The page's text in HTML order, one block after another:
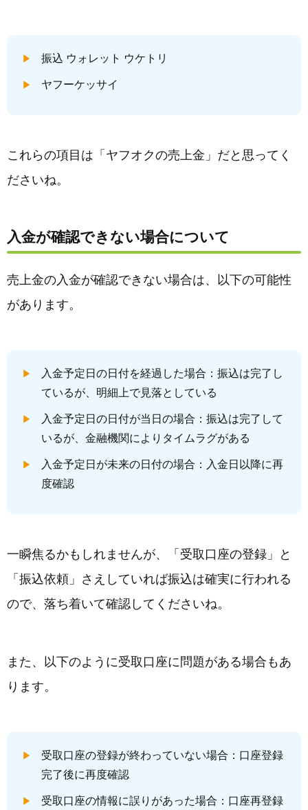
振込 ウォレット ウケトリ
ヤフーケッサイ
これらの項目は「ヤフオクの売上金」だと思ってく
ださいね。
入金が確認できない場合について
売上金の入金が確認できない場合は、以下の可能性
があります。
入金予定日の日付を経過した場合：振込は完了し
ているが、明細上で見落としている
入金予定日の日付が当日の場合：振込は完了して
いるが、金融機関によりタイムラグがある
入金予定日が未来の日付の場合：入金日以降に再
度確認
一瞬焦るかもしれませんが、「受取口座の登録」と
「振込依頼」さえしていれば振込は確実に行われる
ので、落ち着いて確認してくださいね。
また、以下のように受取口座に問題がある場合もあ
ります。
受取口座の登録が終わっていない場合：口座登録
完了後に再度確認
受取口座の情報に誤りがあった場合：口座再登録